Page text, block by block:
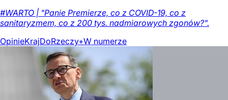
#WARTO | "Panie Premierze, co z COVID-19, co z
sanitaryzmem, co z 200 tys. nadmiarowych zgonów?".
OpinieKrajDoRzeczy+W numerze